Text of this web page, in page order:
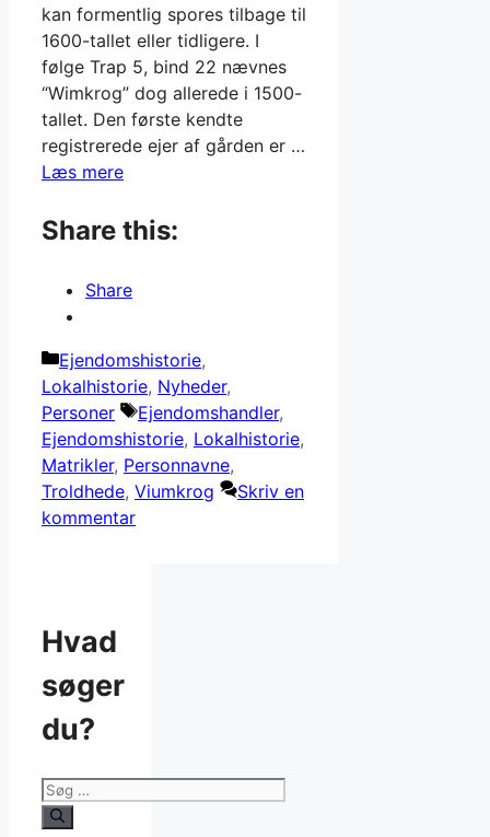
kan formentlig spores tilbage til
1600-tallet eller tidligere. I
følge Trap 5, bind 22 nævnes
“Wimkrog” dog allerede i 1500-
tallet. Den første kendte
registrerede ejer af gården er …
Læs mere
Share this:
Share
Kategorier
Ejendomshistorie,
Lokalhistorie, Nyheder,
Personer
Tags
Ejendomshandler,
Ejendomshistorie, Lokalhistorie,
Matrikler, Personnavne,
Troldhede, Viumkrog
Skriv en
kommentar
Hvad
søger
du?
Søg
efter: